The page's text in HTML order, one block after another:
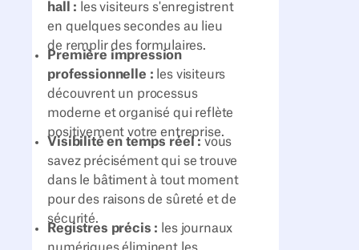
hall : les visiteurs s'enregistrent
en quelques secondes au lieu
de remplir des formulaires.
Première impression
professionnelle : les visiteurs
découvrent un processus
moderne et organisé qui reflète
positivement votre entreprise.
Visibilité en temps réel : vous
savez précisément qui se trouve
dans le bâtiment à tout moment
pour des raisons de sûreté et de
sécurité.
Registres précis : les journaux
numériques éliminent les